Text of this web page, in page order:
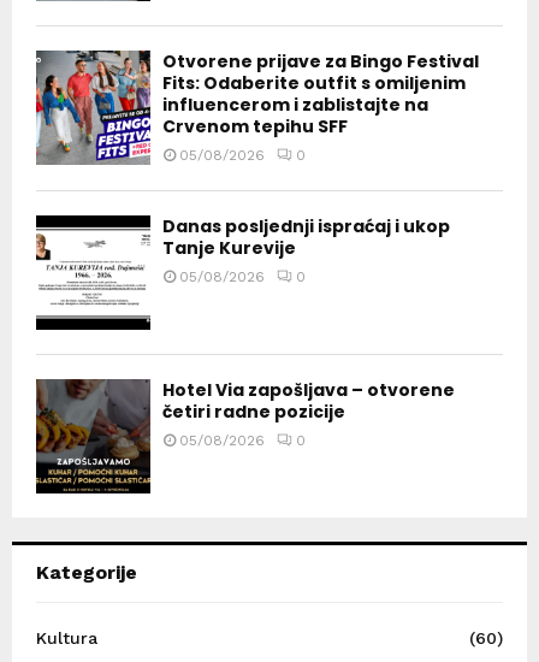
Otvorene prijave za Bingo Festival
Fits: Odaberite outfit s omiljenim
influencerom i zablistajte na
Crvenom tepihu SFF
05/08/2026 0
Danas posljednji ispraćaj i ukop
Tanje Kurevije
05/08/2026 0
Hotel Via zapošljava – otvorene
četiri radne pozicije
05/08/2026 0
Kategorije
Kultura
(60)